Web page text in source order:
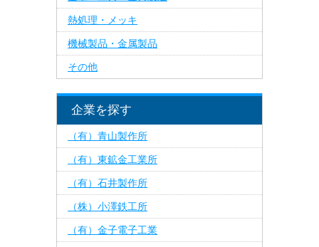
熱処理・メッキ
機械製品・金属製品
その他
企業を探す
（有）青山製作所
（有）東鉱金工業所
（有）石井製作所
（株）小澤鉄工所
（有）金子電子工業